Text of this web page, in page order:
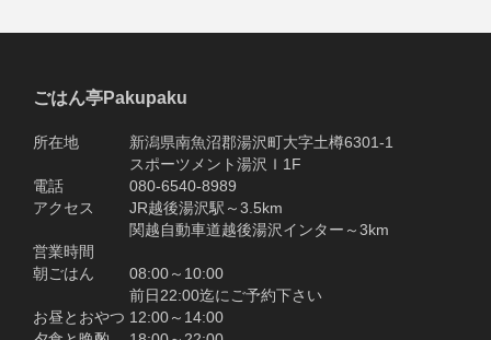
ごはん亭Pakupaku
所在地 新潟県南魚沼郡湯沢町大字土樽6301-1
スポーツメント湯沢Ｉ1F
電話 080-6540-8989
アクセス JR越後湯沢駅～3.5km
関越自動車道越後湯沢インター～3km
営業時間
朝ごはん 08:00～10:00
前日22:00迄にご予約下さい
お昼とおやつ 12:00～14:00